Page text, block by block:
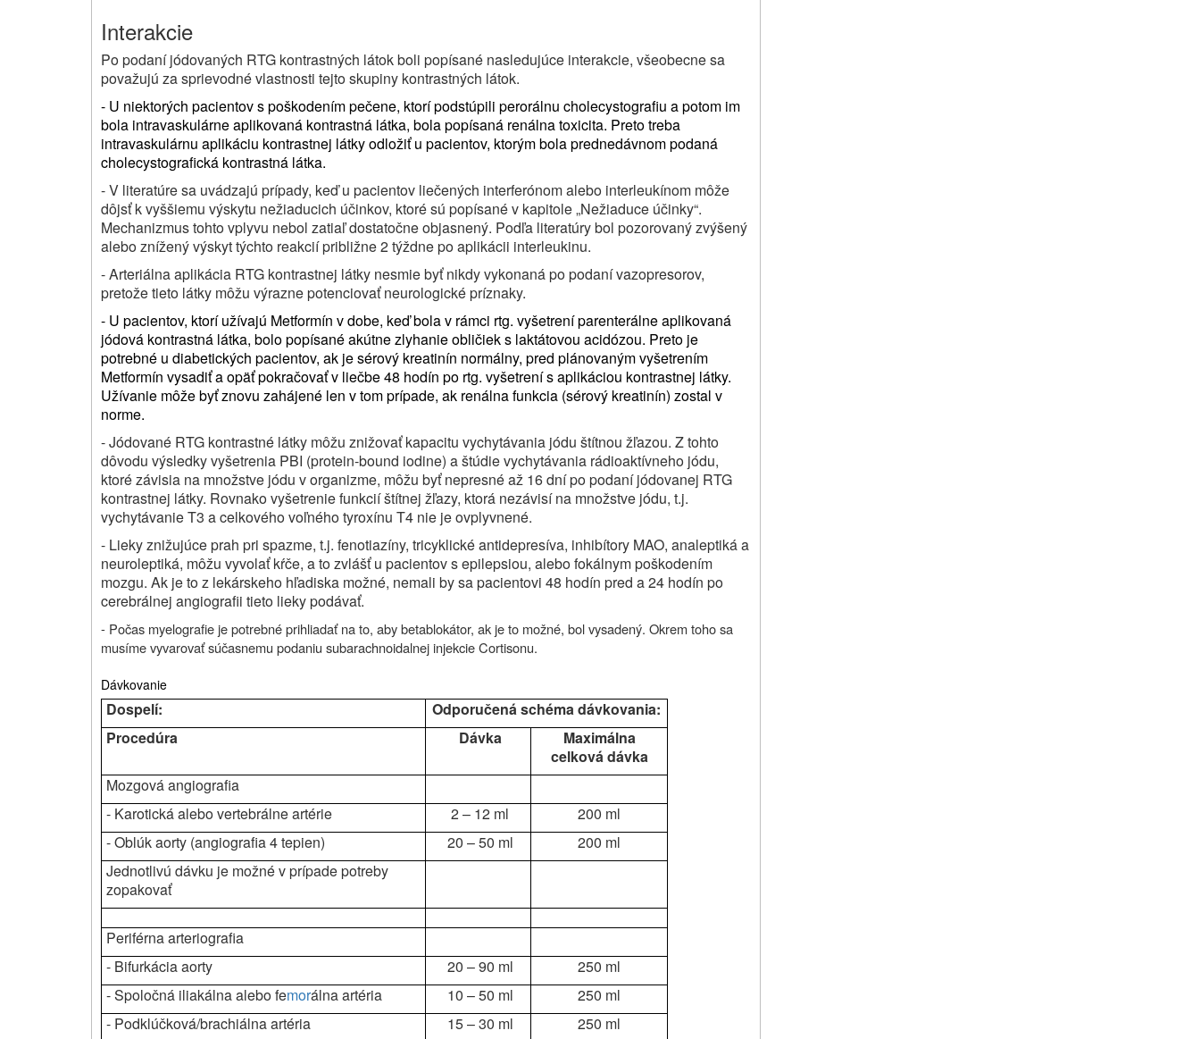
Interakcie
Po podaní jódovaných RTG kontrastných látok boli popísané nasledujúce interakcie, všeobecne sa
považujú za sprievodné vlastnosti tejto skupiny kontrastných látok.
- U niektorých pacientov s poškodením pečene, ktorí podstúpili perorálnu cholecystografiu a potom im
bola intravaskulárne aplikovaná kontrastná látka, bola popísaná renálna toxicita. Preto treba
intravaskulárnu aplikáciu kontrastnej látky odložiť u pacientov, ktorým bola prednedávnom podaná
cholecystografická kontrastná látka.
- V literatúre sa uvádzajú prípady, keď u pacientov liečených interferónom alebo interleukínom môže
dôjsť k vyššiemu výskytu nežiaducich účinkov, ktoré sú popísané v kapitole „Nežiaduce účinky“.
Mechanizmus tohto vplyvu nebol zatiaľ dostatočne objasnený. Podľa literatúry bol pozorovaný zvýšený
alebo znížený výskyt týchto reakcií približne 2 týždne po aplikácii interleukinu.
- Arteriálna aplikácia RTG kontrastnej látky nesmie byť nikdy vykonaná po podaní vazopresorov,
pretože tieto látky môžu výrazne potenciovať neurologické príznaky.
- U pacientov, ktorí užívajú Metformín v dobe, keď bola v rámci rtg. vyšetrení parenterálne aplikovaná
jódová kontrastná látka, bolo popísané akútne zlyhanie obličiek s laktátovou acidózou. Preto je
potrebné u diabetických pacientov, ak je sérový kreatinín normálny, pred plánovaným vyšetrením
Metformín vysadiť a opäť pokračovať v liečbe 48 hodín po rtg. vyšetrení s aplikáciou kontrastnej látky.
Užívanie môže byť znovu zahájené len v tom prípade, ak renálna funkcia (sérový kreatinín) zostal v
norme.
- Jódované RTG kontrastné látky môžu znižovať kapacitu vychytávania jódu štítnou žľazou. Z tohto
dôvodu výsledky vyšetrenia PBI (protein-bound iodine) a štúdie vychytávania rádioaktívneho jódu,
ktoré závisia na množstve jódu v organizme, môžu byť nepresné až 16 dní po podaní jódovanej RTG
kontrastnej látky. Rovnako vyšetrenie funkcií štítnej žľazy, ktorá nezávisí na množstve jódu, t.j.
vychytávanie T3 a celkového voľného tyroxínu T4 nie je ovplyvnené.
- Lieky znižujúce prah pri spazme, t.j. fenotiazíny, tricyklické antidepresíva, inhibítory MAO, analeptiká a
neuroleptiká, môžu vyvolať kŕče, a to zvlášť u pacientov s epilepsiou, alebo fokálnym poškodením
mozgu. Ak je to z lekárskeho hľadiska možné, nemali by sa pacientovi 48 hodín pred a 24 hodín po
cerebrálnej angiografii tieto lieky podávať.
- Počas myelografie je potrebné prihliadať na to, aby betablokátor, ak je to možné, bol vysadený. Okrem toho sa
musíme vyvarovať súčasnemu podaniu subarachnoidalnej injekcie Cortisonu.
Dávkovanie
Dospelí:
Odporučená schéma dávkovania:
Procedúra
Dávka
Maximálna
celková dávka
Mozgová angiografia
- Karotická alebo vertebrálne artérie
2 – 12 ml
200 ml
- Oblúk aorty (angiografia 4 tepien)
20 – 50 ml
200 ml
Jednotlivú dávku je možné v prípade potreby
zopakovať
Periférna arteriografia
- Bifurkácia aorty
20 – 90 ml
250 ml
- Spoločná iliakálna alebo femorálna artéria 10 – 50 ml
250 ml
- Podklúčková/brachiálna artéria
15 – 30 ml 250 ml